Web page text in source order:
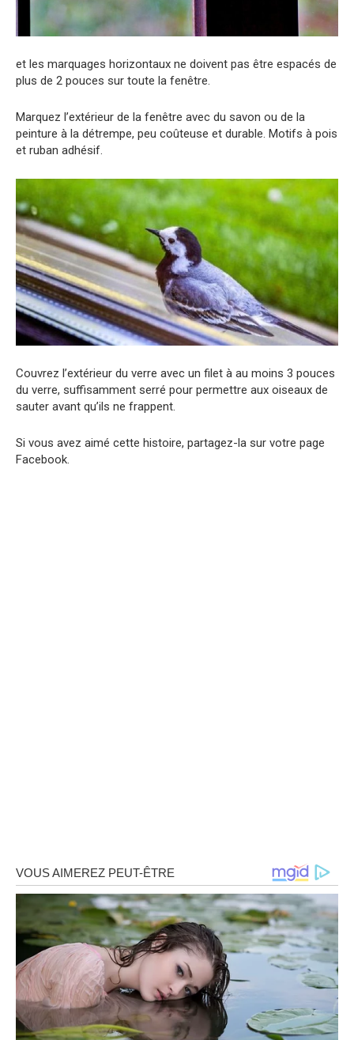
et les marquages ​​horizontaux ne doivent pas être espacés de
plus de 2 pouces sur toute la fenêtre.
Marquez l’extérieur de la fenêtre avec du savon ou de la
peinture à la détrempe, peu coûteuse et durable. Motifs à pois
et ruban adhésif.
Couvrez l’extérieur du verre avec un filet à au moins 3 pouces
du verre, suffisamment serré pour permettre aux oiseaux de
sauter avant qu’ils ne frappent.
Si vous avez aimé cette histoire, partagez-la sur votre page
Facebook.